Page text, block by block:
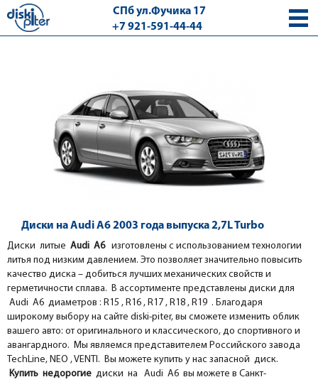
СПб ул.Фучика 17
+7 921-591-44-44
Диски на Audi A6 2003 года выпуска 2,7L Turbo
Диски литые Audi A6 изготовлены с использованием технологии
литья под низким давлением. Это позволяет значительно повысить
качество диска – добиться лучших механических свойств и
герметичности сплава. В ассортименте представлены диски для
Audi A6 диаметров : R15 , R16 , R17 , R18 , R19 . Благодаря
широкому выбору на сайте diski-piter, вы сможете изменить облик
вашего авто: от оригинального и классического, до спортивного и
авангардного. Мы являемся представителем Российского завода
TechLine, NEO , VENTI. Вы можете купить у нас запасной диск.
Купить недорогие диски на Audi A6 вы можете в Санкт-